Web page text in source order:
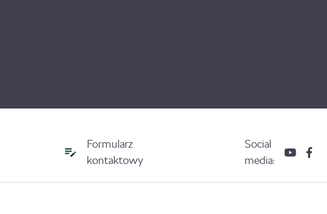
Formularz
kontaktowy
Social
media: